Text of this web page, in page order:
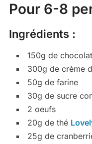
Pour 6-8
Ingrédients :
150g de chocolat
300g de crème
50g de farine
30g de sucre
2 oeufs
20g de thé
25g de